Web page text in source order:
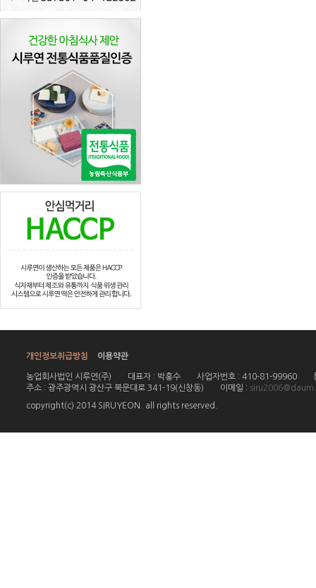
개인정보취급방침 이용약관
농업회사법인 시루연(주) 대표자 : 박홍수 사업자번호 : 410-81-99960
주소 : 광주광역시 광산구 북문대로 341-19(신창동)
이메일 :
copyright(c) 2014 SIRUYEON. all rights reserved.